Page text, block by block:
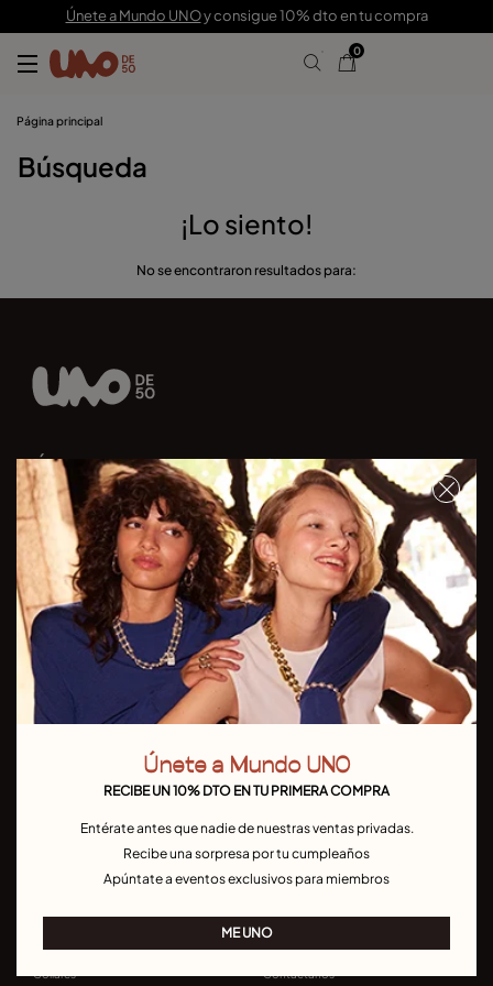
Únete a Mundo UNOy consigue 10% dto en tu compra
0
Página principal
Búsqueda
¡Lo siento!
No se encontraron resultados para:
Únete a nuestra newsletter
No te pierdas nuestras últimas colecciones y promociones
Me uno
He leído y comprendo la Política de Privacidad
País/Idioma:
Collares
CONTACTANOS
Contáctanos
Únete a Mundo UNO
RECIBE UN 10% DTO EN TU PRIMERA COMPRA
Entérate antes que nadie de nuestras ventas privadas.
Recibe una sorpresa por tu cumpleaños
Apúntate a eventos exclusivos para miembros
ME UNO